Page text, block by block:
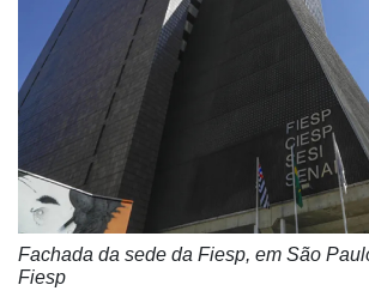
Fachada da sede da Fiesp, em São
Fiesp